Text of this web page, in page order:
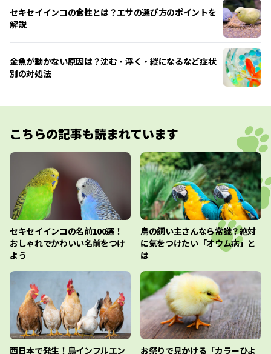
セキセイインコの食性とは？エサの選び方のポイントを
解説
金魚が動かない原因は？沈む・浮く・縦になるなど症状
別の対処法
こちらの記事も読まれています
セキセイインコの名前100選！
おしゃれでかわいい名前をつけ
よう
鳥の飼い主さんなら常識？絶対
に気をつけたい「オウム病」と
は
西日本で発生！鳥インフルエン お祭りで見かける「カラーひよ